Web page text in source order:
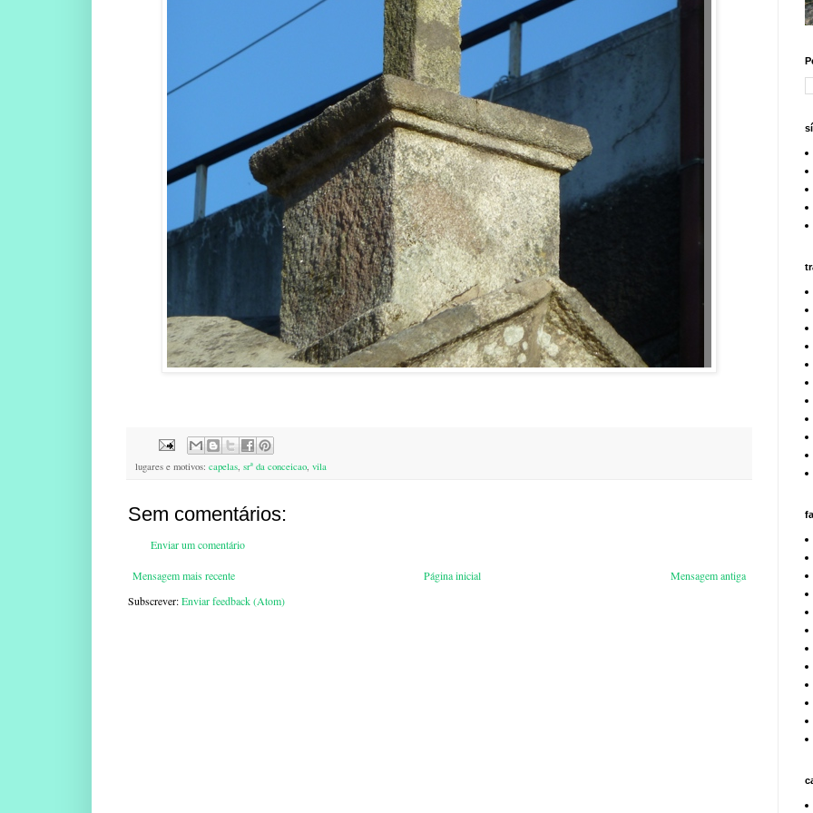
lugares e motivos: capelas, srª da conceicao, vila
Sem comentários:
Enviar um comentário
Mensagem mais recente Mensagem antiga
Página inicial
Subscrever:Enviar feedback (Atom)